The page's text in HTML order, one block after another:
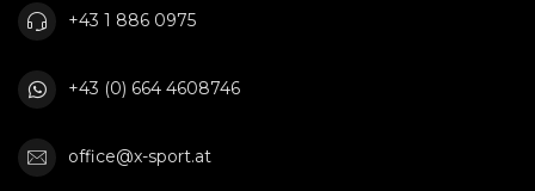
+43 1 886 0975
+43 (0) 664 4608746
office@x-sport.at